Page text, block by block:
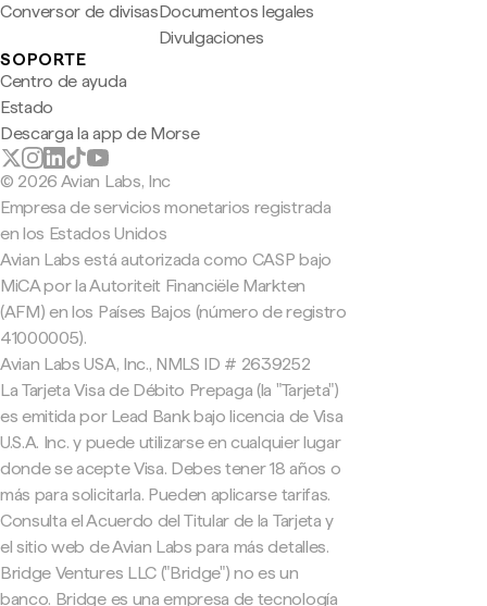
Conversor de divisasDocumentos legales
Divulgaciones
SOPORTE
Centro de ayuda
Estado
Descarga la app de Morse
© 2026 Avian Labs, Inc
Empresa de servicios monetarios registrada
en los Estados Unidos
Avian Labs está autorizada como CASP bajo
MiCA por la Autoriteit Financiële Markten
(AFM) en los Países Bajos (número de registro
41000005).
Avian Labs USA, Inc., NMLS ID # 2639252
La Tarjeta Visa de Débito Prepaga (la "Tarjeta")
es emitida por Lead Bank bajo licencia de Visa
U.S.A. Inc. y puede utilizarse en cualquier lugar
donde se acepte Visa. Debes tener 18 años o
más para solicitarla. Pueden aplicarse tarifas.
Consulta el Acuerdo del Titular de la Tarjeta y
el sitio web de Avian Labs para más detalles.
Bridge Ventures LLC ("Bridge") no es un
banco. Bridge es una empresa de tecnología